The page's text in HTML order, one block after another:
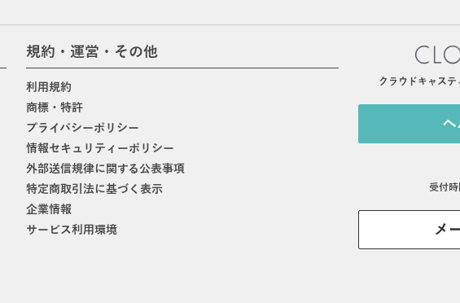
規約・運営・その他
利用規約
商標・特許
プライバシーポリシー
情報セキュリティーポリシー
外部送信規律に関する公表事項
特定商取引法に基づく表示
企業情報
サービス利用環境
クラウドキャス
受付
メ